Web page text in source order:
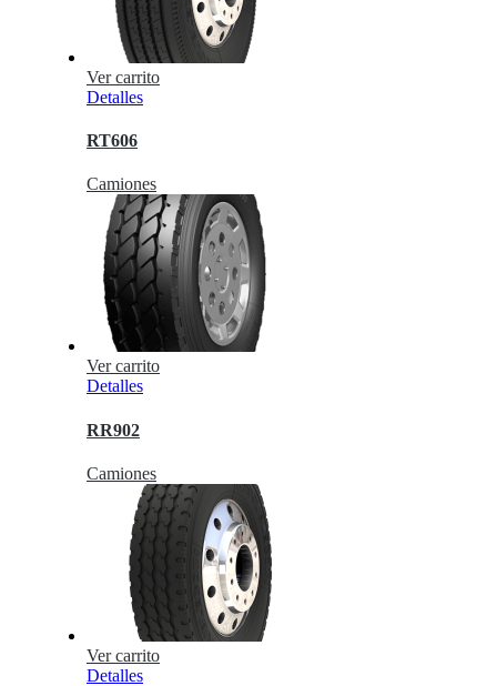
Ver carrito
Detalles
RT606
Camiones
Ver carrito
Detalles
RR902
Camiones
Ver carrito
Detalles